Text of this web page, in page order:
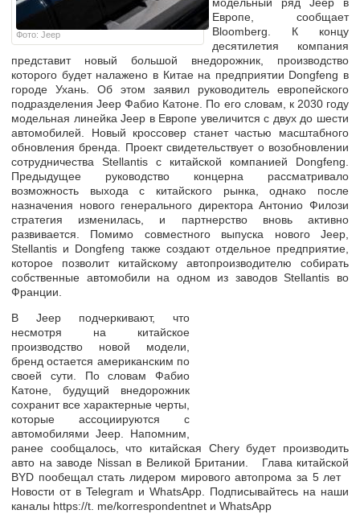
Фото: Jeep
Европе, сообщает
Bloomberg. К концу
десятилетия компания
представит новый большой внедорожник, производство
которого будет налажено в Китае на предприятии Dongfeng в
городе Ухань. Об этом заявил руководитель европейского
подразделения Jeep Фабио Катоне. По его словам, к 2030 году
модельная линейка Jeep в Европе увеличится с двух до шести
автомобилей. Новый кроссовер станет частью масштабного
обновления бренда. Проект свидетельствует о возобновлении
сотрудничества Stellantis с китайской компанией Dongfeng.
Предыдущее руководство концерна рассматривало
возможность выхода с китайского рынка, однако после
назначения нового генерального директора Антонио Филози
стратегия изменилась, и партнерство вновь активно
развивается. Помимо совместного выпуска нового Jeep,
Stellantis и Dongfeng также создают отдельное предприятие,
которое позволит китайскому автопроизводителю собирать
собственные автомобили на одном из заводов Stellantis во
Франции.
В Jeep подчеркивают, что
несмотря на китайское
производство новой модели,
бренд остается американским по
своей сути. По словам Фабио
Катоне, будущий внедорожник
сохранит все характерные черты,
которые ассоциируются с
автомобилями Jeep. Напомним,
ранее сообщалось, что китайская Chery будет производить
авто на заводе Nissan в Великой Британии. Глава китайской
BYD пообещал стать лидером мирового автопрома за 5 лет
Новости от в Telegram и WhatsApp. Подписывайтесь на наши
каналы https://t. me/korrespondentnet и WhatsApp